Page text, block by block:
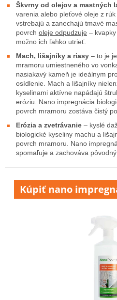
Škvrny od olejov a mastných
varenia alebo pleťové oleje z
vstrebajú a zanechajú tmavé
povrch oleje odpudzuje –
možno ich ľahko utrieť.
Mach, lišajníky a riasy – to je
mramoru umiestneného vo
nasiakavý kameň je ideálnym
osídlenie. Mach a lišajníky
kyselinami aktívne napádajú
eróziu. Nano impregnácia
povrch mramoru zostáva čistý
Erózia a zvetrávanie – kyslé
biologické kyseliny machu a
povrch mramoru. Nano
spomaľuje a zachováva pôvodný
Kúpiť nano